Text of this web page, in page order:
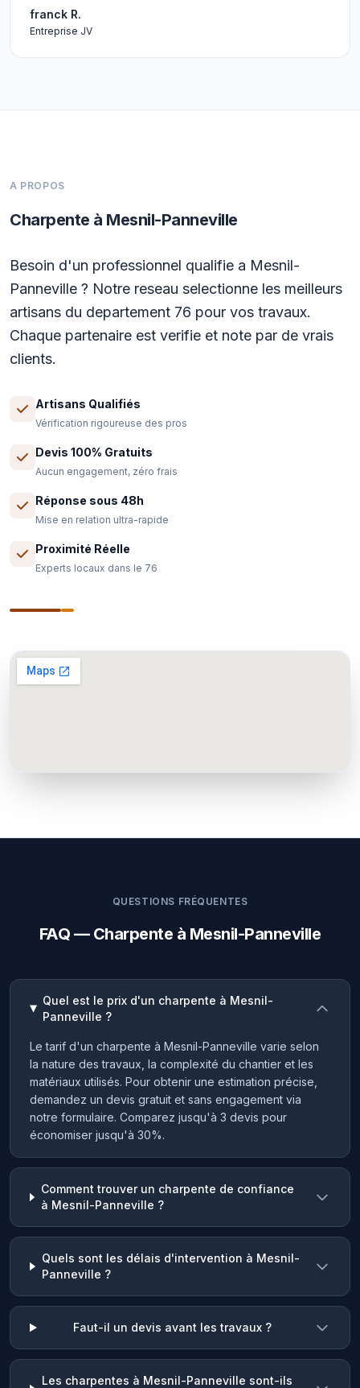
franck R.
Entreprise JV
A PROPOS
Charpente à Mesnil-Panneville
Besoin d'un professionnel qualifie a Mesnil-
Panneville ? Notre reseau selectionne les meilleurs
artisans du departement 76 pour vos travaux.
Chaque partenaire est verifie et note par de vrais
clients.
Artisans Qualifiés
Vérification rigoureuse des pros
Devis 100% Gratuits
Aucun engagement, zéro frais
Réponse sous 48h
Mise en relation ultra-rapide
Proximité Réelle
Experts locaux dans le 76
QUESTIONS FRÉQUENTES
FAQ — Charpente à Mesnil-Panneville
Quel est le prix d'un charpente à Mesnil-
Panneville ?
Le tarif d'un charpente à Mesnil-Panneville varie selon
la nature des travaux, la complexité du chantier et les
matériaux utilisés. Pour obtenir une estimation précise,
demandez un devis gratuit et sans engagement via
notre formulaire. Comparez jusqu'à 3 devis pour
économiser jusqu'à 30%.
Comment trouver un charpente de confiance
à Mesnil-Panneville ?
Quels sont les délais d'intervention à Mesnil-
Panneville ?
Faut-il un devis avant les travaux ?
Les charpentes à Mesnil-Panneville sont-ils